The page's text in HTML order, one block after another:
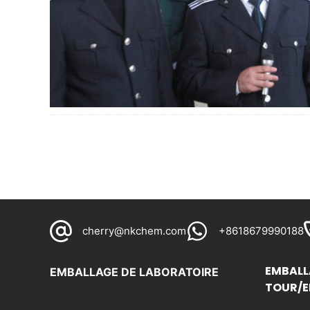
cherry@nkchem.com +8618679990188
EMBALLAGE DE LABORATOIRE
TOUR/